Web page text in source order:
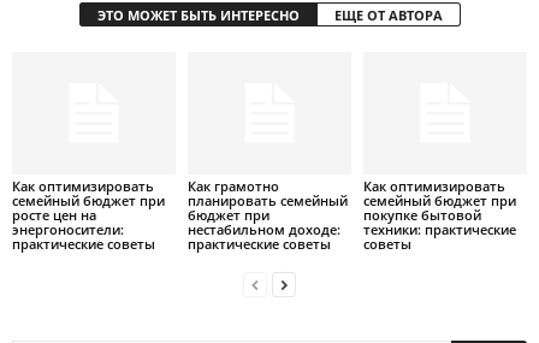
ЭТО МОЖЕТ БЫТЬ ИНТЕРЕСНО ЕЩЕ ОТ АВТОРА
Как оптимизировать
семейный бюджет при
росте цен на
энергоносители:
практические советы
Как грамотно
планировать семейный
бюджет при
нестабильном доходе:
практические советы
Как оптимизировать
семейный бюджет при
покупке бытовой
техники: практические
советы